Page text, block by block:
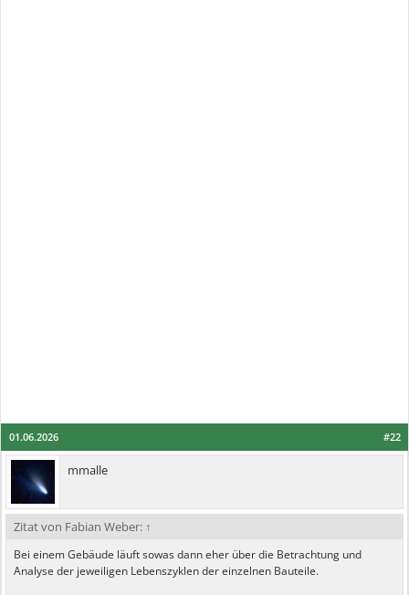
#22
01.06.2026
mmalle
Zitat von Fabian Weber: ↑
Bei einem Gebäude läuft sowas dann eher über die Betrachtung und
Analyse der jeweiligen Lebenszyklen der einzelnen Bauteile.